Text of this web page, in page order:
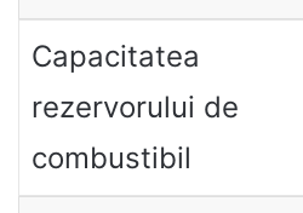
Capacitatea
rezervorului de
combustibil